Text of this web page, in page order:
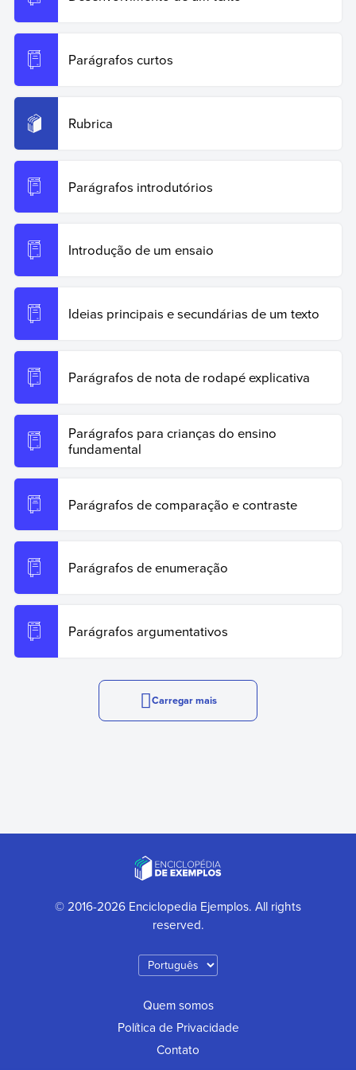
Copy Quote
Parágrafos curtos
Rubrica
Parágrafos introdutórios
Introdução de um ensaio
Ideias principais e secundárias de um texto
Parágrafos de nota de rodapé explicativa
Parágrafos para crianças do ensino
fundamental
Parágrafos de comparação e contraste
Parágrafos de enumeração
Parágrafos argumentativos
Carregar mais
© 2016-2026 Enciclopedia Ejemplos. All rights
reserved.
Quem somos
Política de Privacidade
Contato